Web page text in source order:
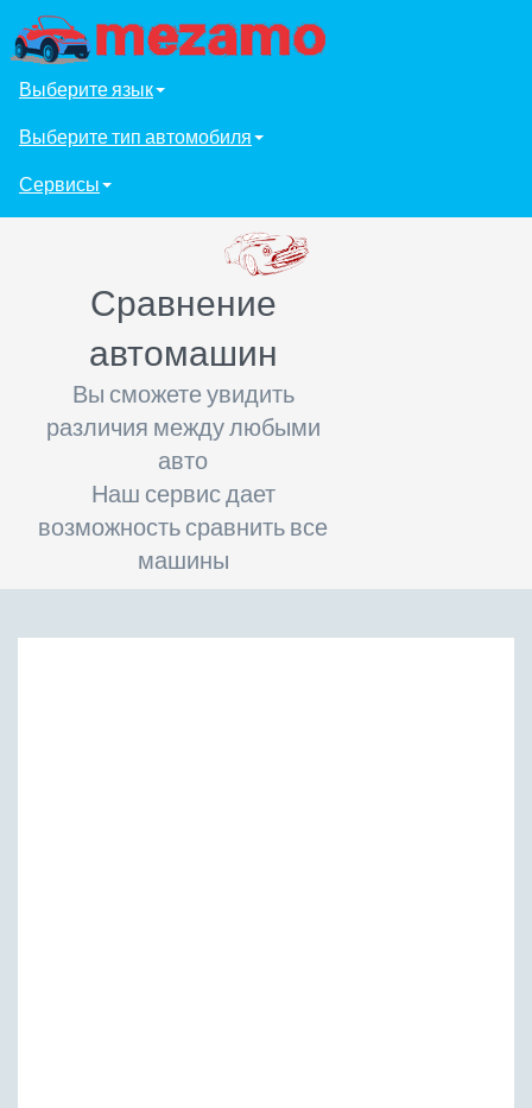
Выберите язык
Выберите тип автомобиля
Сервисы
Сравнение
автомашин
Вы сможете увидить
различия между любыми
авто
Наш сервис дает
возможность сравнить все
машины